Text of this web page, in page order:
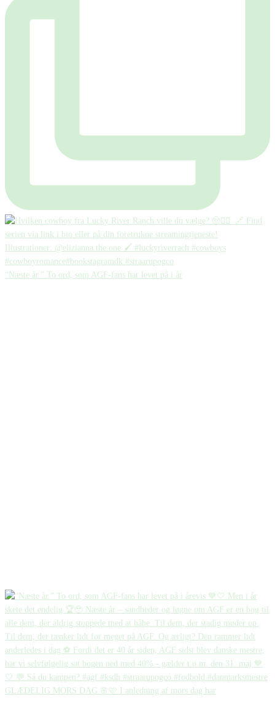
“Næste år.” To ord, som AGF-fans har levet på i år
GLÆDELIG MORS DAG 🌸🩷 I anledning af mors dag har